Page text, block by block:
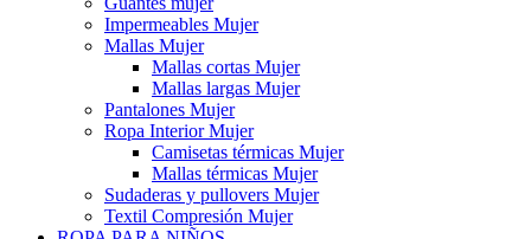
Impermeables Mujer
Mallas Mujer
Mallas cortas Mujer
Mallas largas Mujer
Pantalones Mujer
Ropa Interior Mujer
Camisetas térmicas Mujer
Mallas térmicas Mujer
Sudaderas y pullovers Mujer
Textil Compresión Mujer